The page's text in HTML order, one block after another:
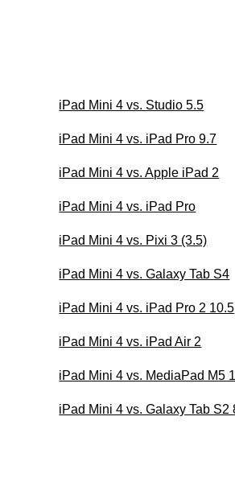
iPad Mini 4 vs. Studio 5.5
iPad Mini 4 vs. iPad Pro 9.7
iPad Mini 4 vs. Apple iPad 2
iPad Mini 4 vs. iPad Pro
iPad Mini 4 vs. Pixi 3 (3.5)
iPad Mini 4 vs. Galaxy Tab S4
iPad Mini 4 vs. iPad Pro 2 10.5
iPad Mini 4 vs. iPad Air 2
iPad Mini 4 vs. MediaPad M5
iPad Mini 4 vs. Galaxy Tab S2